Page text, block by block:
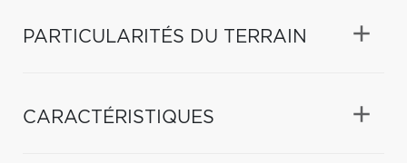
PARTICULARITÉS DU TERRAIN
CARACTÉRISTIQUES